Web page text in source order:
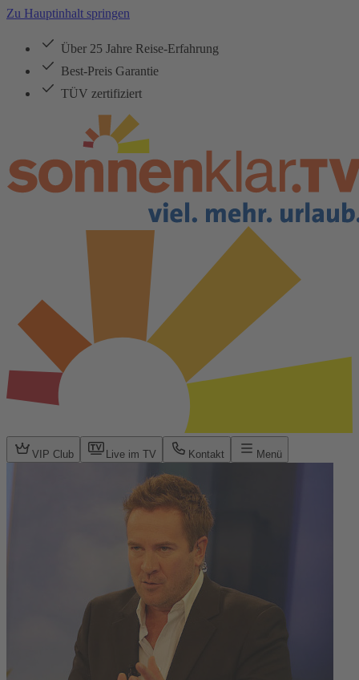
Zu Hauptinhalt springen
Über 25 Jahre Reise-Erfahrung
Best-Preis Garantie
TÜV zertifiziert
VIP Club Live im TV Kontakt Menü